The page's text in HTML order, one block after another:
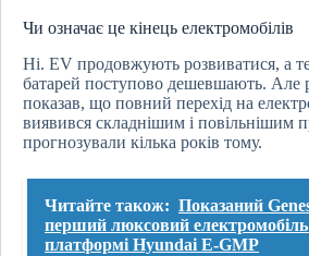
Чи означає це кінець електромобілів
Ні. EV продовжують розвиватися, а
батарей поступово дешевшають. Але
показав, що повний перехід на
виявився складнішим і повільнішим
прогнозували кілька років тому.
Читайте також: Показаний
перший люксовий
платформі Hyundai E-GMP